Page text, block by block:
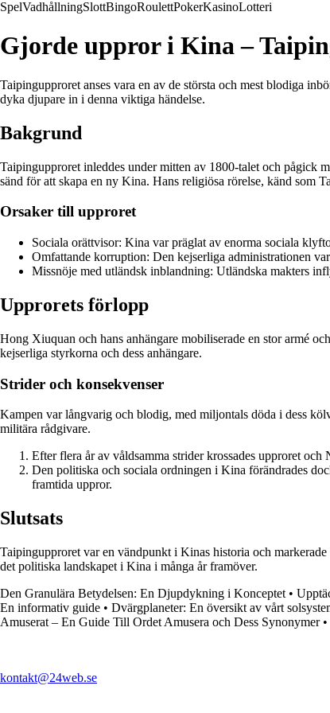
SpelVadhållningSlottBingoRoulettPokerKasinoLotteri
Gjorde uppror i Kina –
Taipingupproret anses vara en av de största och mest blodiga
dyka djupare in i denna viktiga händelse.
Bakgrund
Taipingupproret inleddes under mitten av 1800-talet och pågick
sänd för att skapa en ny Kina. Hans religiösa rörelse, känd som
Orsaker till upproret
Sociala orättvisor: Kina var präglat av enorma sociala
Omfattande korruption: Den kejserliga administrationen
Missnöje med utländsk inblandning: Utländska makters
Upprorets förlopp
Hong Xiuquan och hans anhängare mobiliserade en stor armé
kejserliga styrkorna och dess anhängare.
Strider och konsekvenser
Kampen var långvarig och blodig, med miljontals döda i dess
militära rådgivare.
Efter flera år av våldsamma strider krossades upproret
Den politiska och sociala ordningen i Kina förändrades
framtida uppror.
Slutsats
Taipingupproret var en vändpunkt i Kinas historia och
det politiska landskapet i Kina i många år framöver.
Den Granulära Betydelsen: En Djupdykning i Konceptet •
En informativ guide • Dvärgplaneter: En översikt av vårt
Amuserat – En Guide Till Ordet Amusera och Dess Synonymer•
kontakt@24web.se